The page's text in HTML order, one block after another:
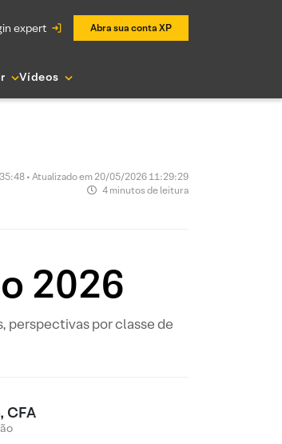
expert Abra sua conta XP
Vídeos
• Atualizado em 20/05/2026 11:29:29
4 minutos de leitura
2026
perspectivas por classe de
CFA